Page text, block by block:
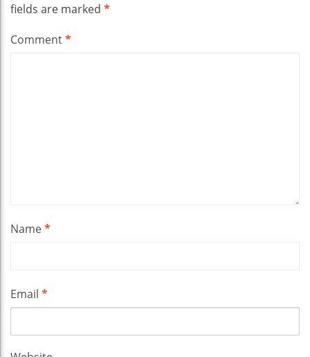
fields are marked *
Comment*
Name*
Email *